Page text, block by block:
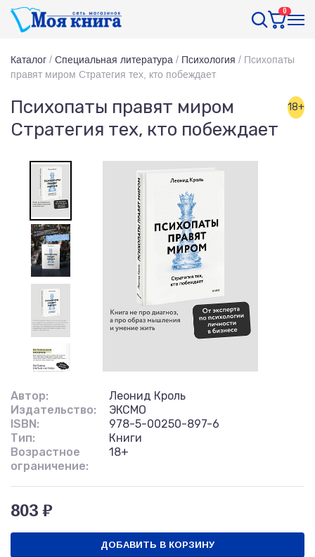
0
Каталог / Специальная литература / Психология / Психопаты
правят миром Стратегия тех, кто побеждает
Психопаты правят миром
Стратегия тех, кто побеждает
18+
Автор:
Леонид Кроль
Издательство:
ЭКСМО
ISBN:
978-5-00250-897-6
Тип:
Книги
Возрастное
ограничение:
18+
803 ₽
ДОБАВИТЬ В КОРЗИНУ